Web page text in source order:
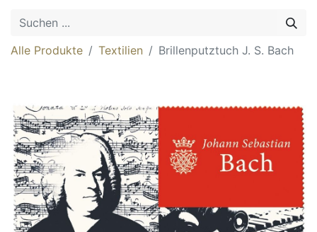
Alle Produkte Textilien Brillenputztuch J. S. Bach